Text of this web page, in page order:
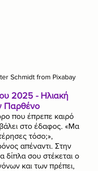
Schmidt from Pixabay
2025 - Ηλιακή
Παρθένο
που έπρεπε καιρό
στο έδαφος. «Μα
τόσο;»,
απέναντι. Στην
δίπλα σου στέκεται ο
και των πρέπει,